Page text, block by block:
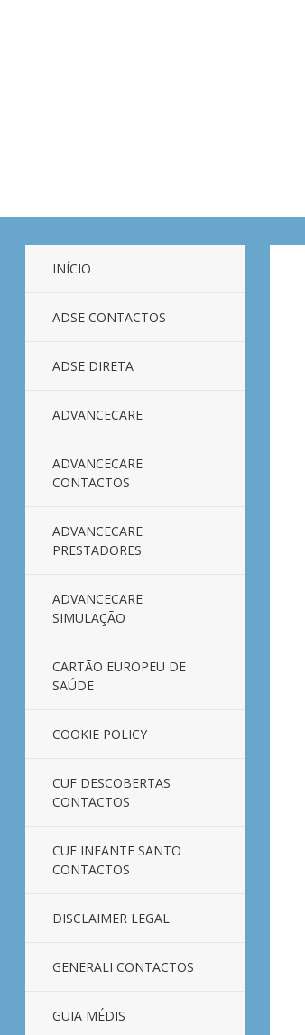
INÍCIO
ADSE CONTACTOS
ADSE DIRETA
ADVANCECARE
ADVANCECARE
CONTACTOS
ADVANCECARE
PRESTADORES
ADVANCECARE
SIMULAÇÃO
CARTÃO EUROPEU DE
SAÚDE
COOKIE POLICY
CUF DESCOBERTAS
CONTACTOS
CUF INFANTE SANTO
CONTACTOS
DISCLAIMER LEGAL
GENERALI CONTACTOS
GUIA MÉDIS